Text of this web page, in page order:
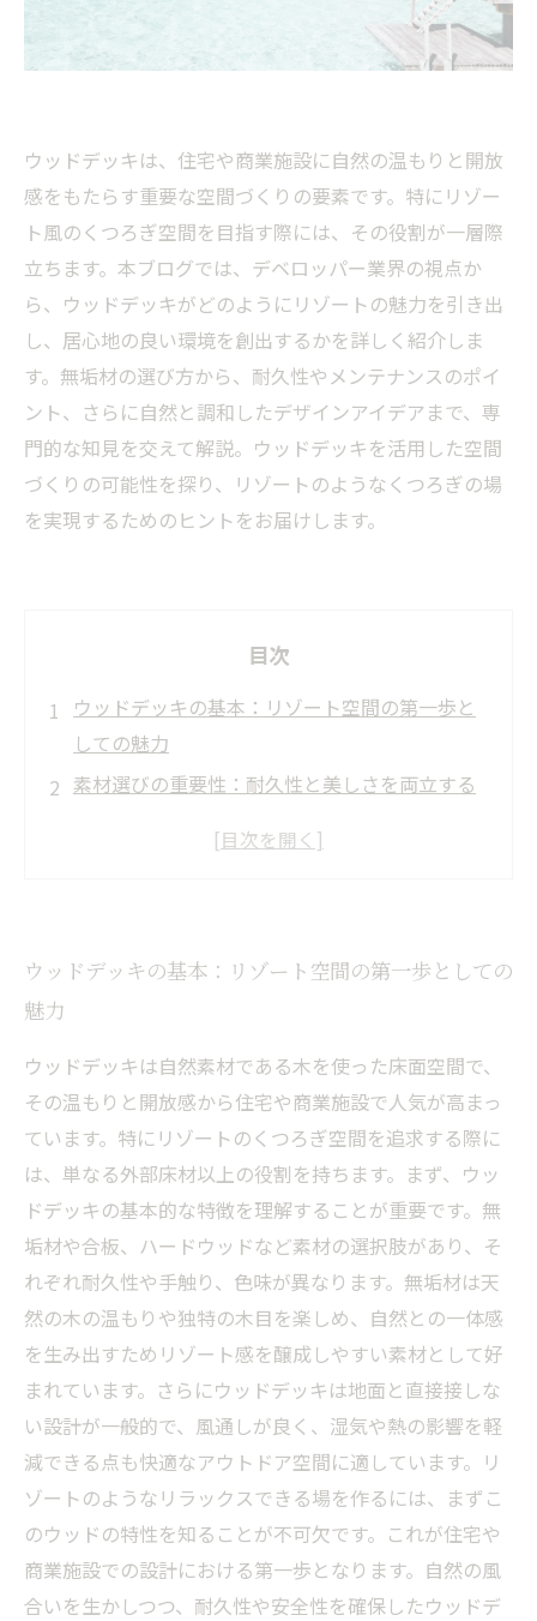
ウッドデッキは、住宅や商業施設に自然の温もりと開放
感をもたらす重要な空間づくりの要素です。特にリゾー
ト風のくつろぎ空間を目指す際には、その役割が一層際
立ちます。本ブログでは、デベロッパー業界の視点か
ら、ウッドデッキがどのようにリゾートの魅力を引き出
し、居心地の良い環境を創出するかを詳しく紹介しま
す。無垢材の選び方から、耐久性やメンテナンスのポイ
ント、さらに自然と調和したデザインアイデアまで、専
門的な知見を交えて解説。ウッドデッキを活用した空間
づくりの可能性を探り、リゾートのようなくつろぎの場
を実現するためのヒントをお届けします。
目次
ウッドデッキの基本：リゾート空間の第一歩と
しての魅力
素材選びの重要性：耐久性と美しさを両立する
設計と施工の工夫：自然と調和するリゾートの
持するために
する持続可能なリゾート
ウッドデッキの基本：リゾート空間の第一歩としての
魅力
ウッドデッキは自然素材である木を使った床面空間で、
その温もりと開放感から住宅や商業施設で人気が高まっ
ています。特にリゾートのくつろぎ空間を追求する際に
は、単なる外部床材以上の役割を持ちます。まず、ウッ
ドデッキの基本的な特徴を理解することが重要です。無
垢材や合板、ハードウッドなど素材の選択肢があり、そ
れぞれ耐久性や手触り、色味が異なります。無垢材は天
然の木の温もりや独特の木目を楽しめ、自然との一体感
を生み出すためリゾート感を醸成しやすい素材として好
まれています。さらにウッドデッキは地面と直接接しな
い設計が一般的で、風通しが良く、湿気や熱の影響を軽
減できる点も快適なアウトドア空間に適しています。リ
ゾートのようなリラックスできる場を作るには、まずこ
のウッドの特性を知ることが不可欠です。これが住宅や
商業施設での設計における第一歩となります。自然の風
合いを生かしつつ、耐久性や安全性を確保したウッドデ